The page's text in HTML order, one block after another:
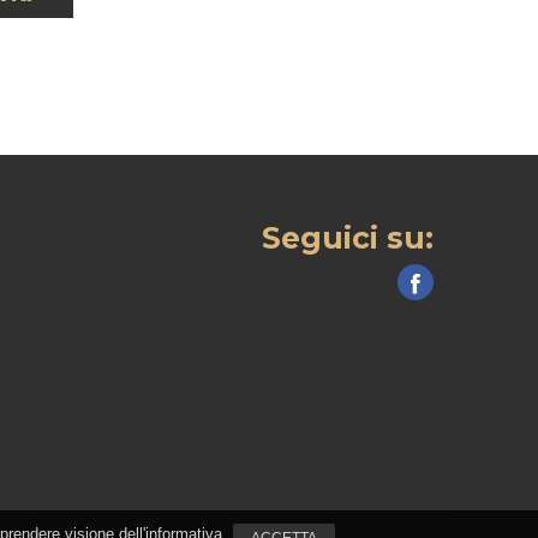
Seguici su:
visione dell'informativa.